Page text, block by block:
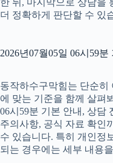
한 뒤, 마지막으로 상담을
더 정확하게 판단할 수 있
2026년07월05일 06시59
동작하수구막힘는 단순히
에 맞는 기준을 함께 살펴
06시59분 기본 안내, 상담
주의사항, 공식 자료 확인
수 있습니다. 특히 개인정
되는 경우에는 세부 내용